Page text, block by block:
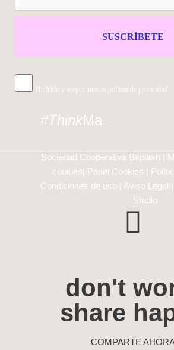
SUSCRÍBETE
He leído y acepto nuestra política de privacidad
#ThinkMa
Sociedad Cooperativa Bsplash |
cookies Panel Cookies
Condiciones de uso
Aviso Legal
Studio
don't
share
COMPARTE